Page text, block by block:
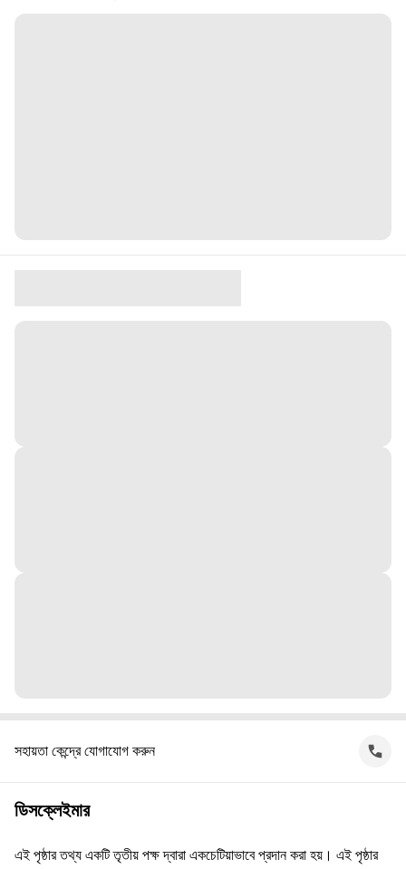
সহায়তা কেন্দ্রে যোগাযোগ করুন
ডিসক্লেইমার
এই পৃষ্ঠার তথ্য একটি তৃতীয় পক্ষ দ্বারা একচেটিয়াভাবে প্রদান করা হয়। এই পৃষ্ঠার